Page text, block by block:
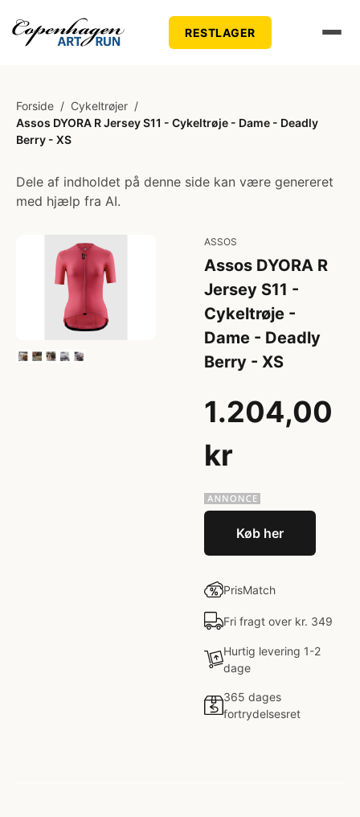
RESTLAGER
Forside / Cykeltrøjer /
Assos DYORA R Jersey S11 - Cykeltrøje - Dame - Deadly
Berry - XS
Dele af indholdet på denne side kan være genereret
med hjælp fra AI.
ASSOS
Assos DYORA R
Jersey S11 -
Cykeltrøje -
Dame - Deadly
Berry - XS
1.204,00
kr
Køb her
PrisMatch
Fri fragt over kr. 349
Hurtig levering 1-2
dage
365 dages
fortrydelsesret